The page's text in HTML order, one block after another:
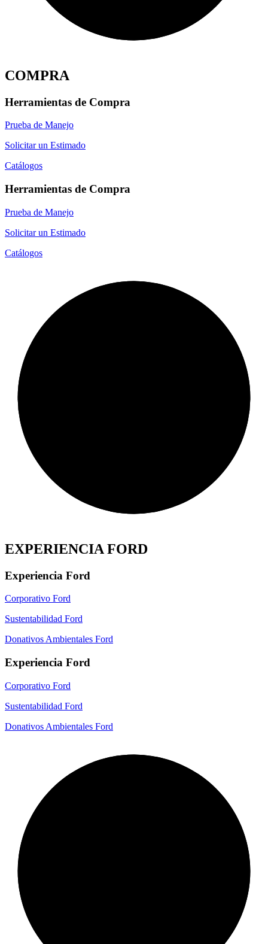
COMPRA
Herramientas de Compra
Prueba de Manejo
Solicitar un Estimado
Catálogos
Herramientas de Compra
Prueba de Manejo
Solicitar un Estimado
Catálogos
EXPERIENCIA FORD
Experiencia Ford
Corporativo Ford
Sustentabilidad Ford
Donativos Ambientales Ford
Experiencia Ford
Corporativo Ford
Sustentabilidad Ford
Donativos Ambientales Ford